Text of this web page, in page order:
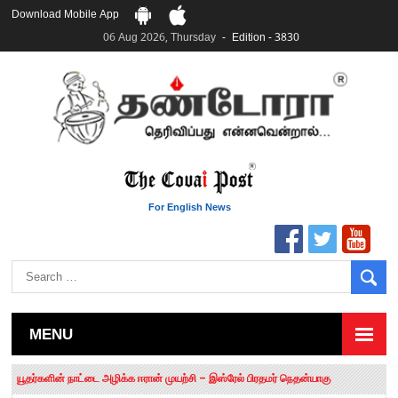
Download Mobile App
06 Aug 2026, Thursday
Edition - 3830
For English News
MENU
தமிழக சட்டப்பேரவையில் காலியிடங்கள் 6 ஆக உயர்வு
யூதர்களின் நாட்டை அழிக்க ஈரான் முயற்சி – இஸ்ரேல் பிரதமர் நெதன்யாகு
“மக்களால் நிராகரிக்கப்பட்டவர் ஸ்டாலின்!” – செங்கோட்டையன்